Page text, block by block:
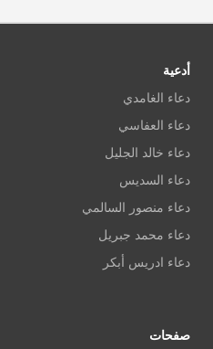
أدعية
دعاء الغامدي
دعاء العفاسي
دعاء خالد الجليل
دعاء السديس
دعاء منصور السالمي
دعاء محمد جبريل
دعاء ادريس أبكر
صفحات